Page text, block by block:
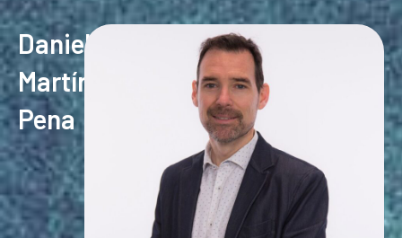
Daniel
Martín
Pena